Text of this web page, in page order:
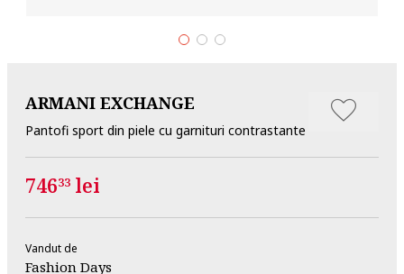
ARMANI EXCHANGE
Pantofi sport din piele cu garnituri contrastante
74633 lei
Vandut de
Fashion Days